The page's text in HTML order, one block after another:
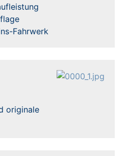
Fahrwerk
originale